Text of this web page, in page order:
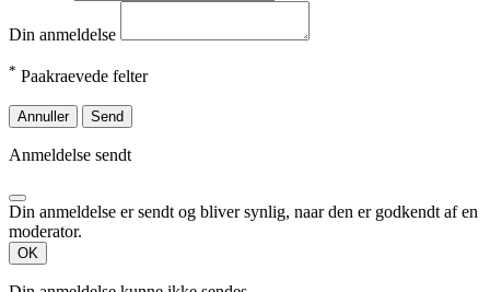
Din anmeldelse
* Paakraevede felter
Annuller Send
Anmeldelse sendt
Din anmeldelse er sendt og bliver synlig, naar den er godkendt af en
moderator.
OK